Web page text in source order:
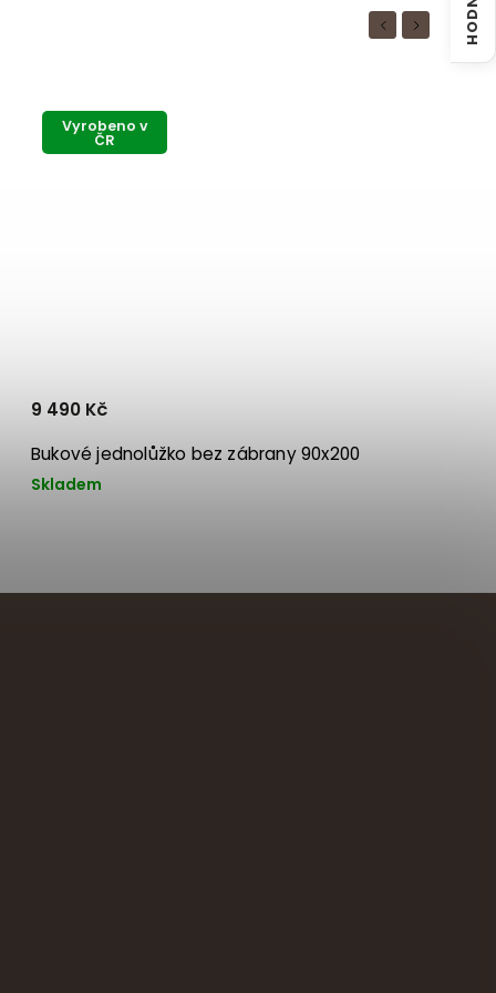
Previous
Vyrobeno v
ČR
Bukové jednolůžko bez zábrany 90x200
Skladem
9 490 Kč
Next